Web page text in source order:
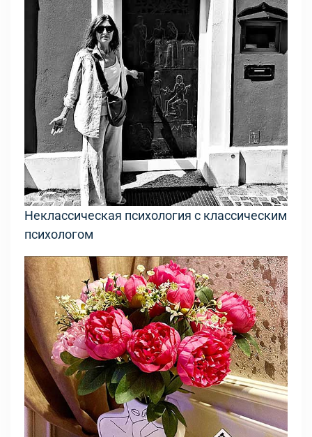
Неклассическая психология с классическим
психологом